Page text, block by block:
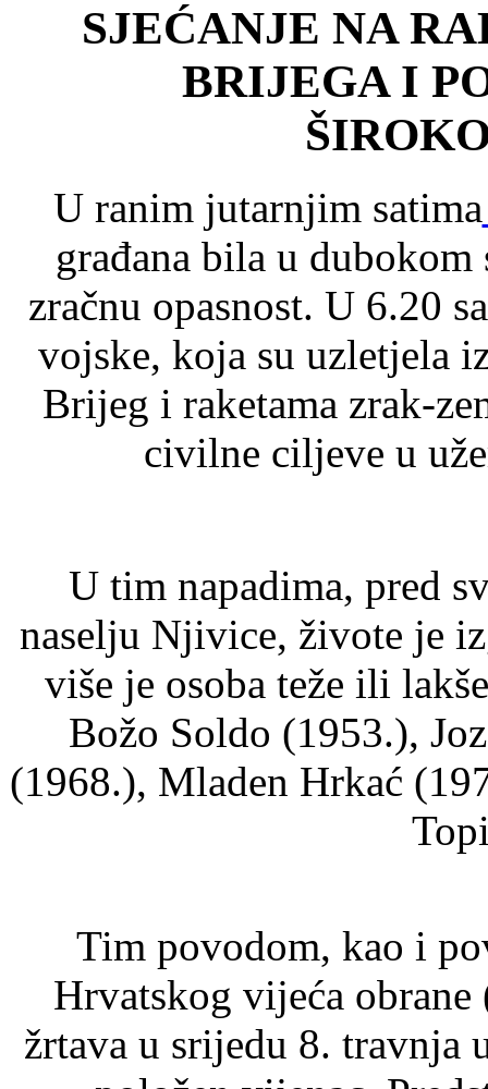
SJEĆANJE NA
BRIJEGA I
U ranim jutarnjim satima
građana bila u
zračnu opasnost. U 6.20
vojske, koja su uzletjela
Brijeg i raketama zrak-
civilne ciljeve u
U tim napadima, pred
naselju Njivice, živote je
više je osoba teže ili
Božo Soldo (1953.),
(1968.), Mladen Hrkać
Tim povodom, kao i
Hrvatskog vijeća
žrtava u srijedu 8. travnja